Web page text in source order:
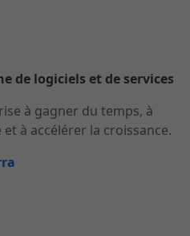
de logiciels et de services
à gagner du temps, à
à accélérer la croissance.